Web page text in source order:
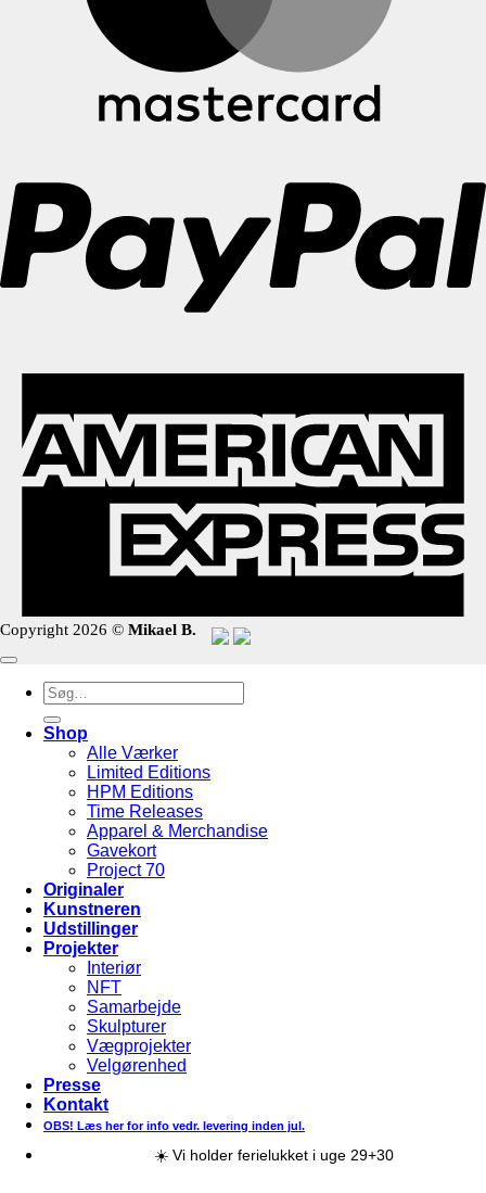
Copyright 2026 © Mikael B.
Søg
efter:
Shop
Alle Værker
Limited Editions
HPM Editions
Time Releases
Apparel & Merchandise
Gavekort
Project 70
Originaler
Kunstneren
Udstillinger
Projekter
Interiør
NFT
Samarbejde
Skulpturer
Vægprojekter
Velgørenhed
Presse
Kontakt
OBS! Læs her for info vedr. levering inden jul.
☀️ Vi holder ferielukket i uge 29+30